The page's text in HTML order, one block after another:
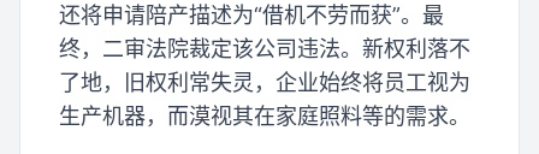
还将申请陪产描述为“借机不劳而获”。最
终，二审法院裁定该公司违法。新权利落不
了地，旧权利常失灵，企业始终将员工视为
生产机器，而漠视其在家庭照料等的需求。